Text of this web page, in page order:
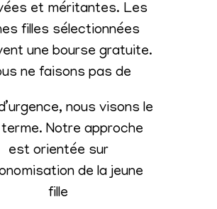
et méritantes. Les
filles sélectionnées
une bourse gratuite.
ne faisons pas de
nous visons le
terme. Notre approche
est orientée sur
de la jeune
fille